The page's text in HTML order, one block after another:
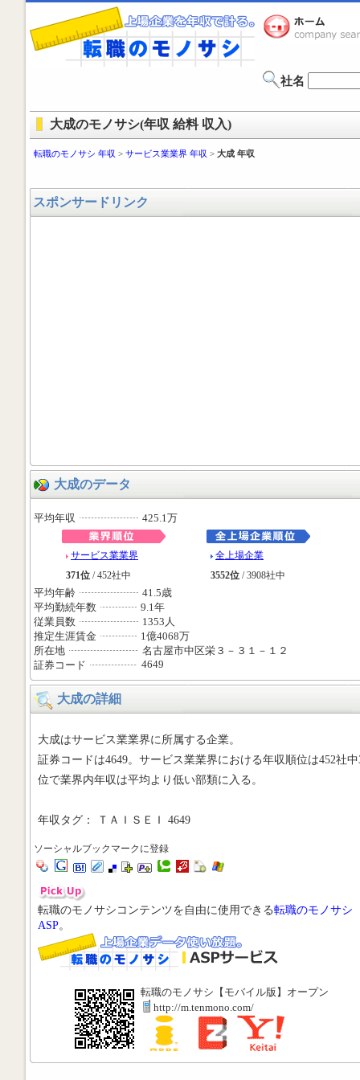
社名
大成のモノサシ(年収 給料 収入)
転職のモノサシ 年収 > サービス業業界 年収 > 大成 年収
スポンサードリンク
大成のデータ
平均年収 425.1万
サービス業業界
371位 / 452社中
全上場企業
3552位 / 3908社中
平均年齢
41.5歳
平均勤続年数
9.1年
従業員数
1353人
推定生涯賃金
1億4068万
所在地
名古屋市中区栄３－３１－１２
証券コード
4649
大成の詳細
大成はサービス業業界に所属する企業。
証券コードは4649。サービス業業界における年収順位は452社中
位で業界内年収は平均より低い部類に入る。
年収タグ： ＴＡＩＳＥＩ 4649
ソーシャルブックマークに登録
転職のモノサシコンテンツを自由に使用できる転職のモノサシ
ASP。
転職のモノサシ【モバイル版】オープン
http://m.tenmono.com/